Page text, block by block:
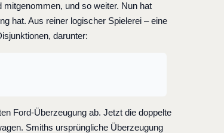
und so weiter. Nun hat
hat. Aus reiner logischer Spielerei – eine
darunter:
Ford-Überzeugung ab. Jetzt die doppelte
Smiths ursprüngliche Überzeugung